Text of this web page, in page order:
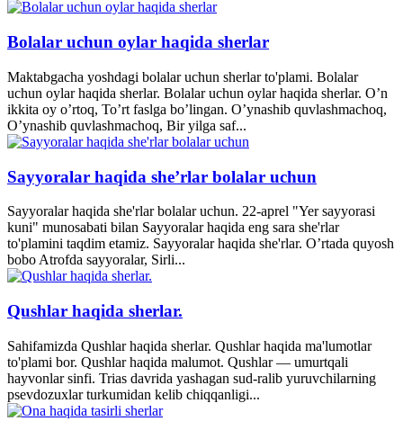
Bolalar uchun oylar haqida sherlar
Maktabgacha yoshdagi bolalar uchun sherlar to'plami. Bolalar
uchun oylar haqida sherlar. Bolalar uchun oylar haqida sherlar. O’n
ikkita oy o’rtoq, To’rt faslga bo’lingan. O’ynashib quvlashmachoq,
O’ynashib quvlashmachoq, Bir yilga saf...
Sayyoralar haqida she’rlar bolalar uchun
Sayyoralar haqida she'rlar bolalar uchun. 22-aprel "Yer sayyorasi
kuni" munosabati bilan Sayyoralar haqida eng sara she'rlar
to'plamini taqdim etamiz. Sayyoralar haqida she'rlar. O’rtada quyosh
bobo Atrofda sayyoralar, Sirli...
Qushlar haqida sherlar.
Sahifamizda Qushlar haqida sherlar. Qushlar haqida ma'lumotlar
to'plami bor. Qushlar haqida malumot. Qushlar — umurtqali
hayvonlar sinfi. Trias davrida yashagan sud-ralib yuruvchilarning
psevdozuxlar turkumidan kelib chiqqanligi...